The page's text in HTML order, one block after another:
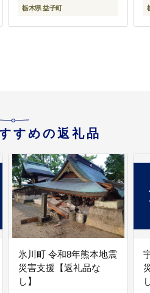
栃木県 益子町
すめの返礼品
氷川町 令和8年熊本地震
災害支援【返礼品な
し】